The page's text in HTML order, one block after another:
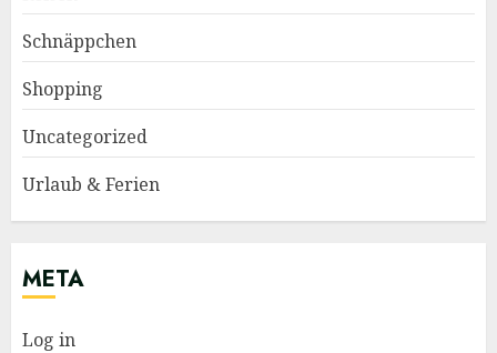
Schnäppchen
Shopping
Uncategorized
Urlaub & Ferien
META
Log in